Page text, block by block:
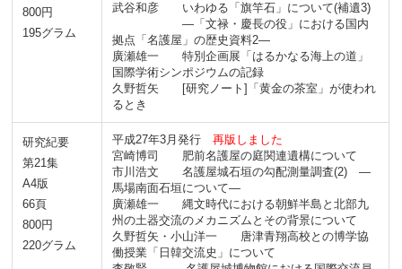
800円
195グラム
武谷和彦 いわゆる「旗竿石」について(補遺3)
―「文禄・慶長の役」における国内
拠点「名護屋」の歴史資料2―
廣瀬雄一 特別企画展「はるかなる海上の道」
国際学術シンポジウムの記録
久野哲矢 [研究ノート]「黄金の茶室」が使われ
るとき
研究紀要
第21集
A4版
66頁
800円
220グラム
平成27年3月発行 再版しました
宮崎博司 肥前名護屋の庭関連遺構について
市川浩文 名護屋城石垣の勾配測量調査(2) ―
馬場南面石垣について―
廣瀬雄一 縄文時代における朝鮮半島と北部九
州の土器交流のメカニズムとその背景について
久野哲矢・小山洋一 唐津青翔高校との博学協
働授業「日韓交流史」について